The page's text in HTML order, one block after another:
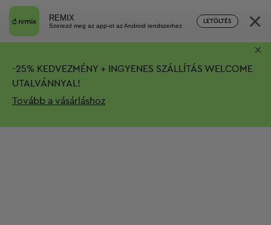
REMIX
Szerezd meg az app-ot az Android rendszerhez
LETÖLTÉS ×
-25% KEDVEZMÉNY + INGYENES SZÁLLÍTÁS WELCOME
UTALVÁNNYAL!
Tovább a vásárláshoz
×